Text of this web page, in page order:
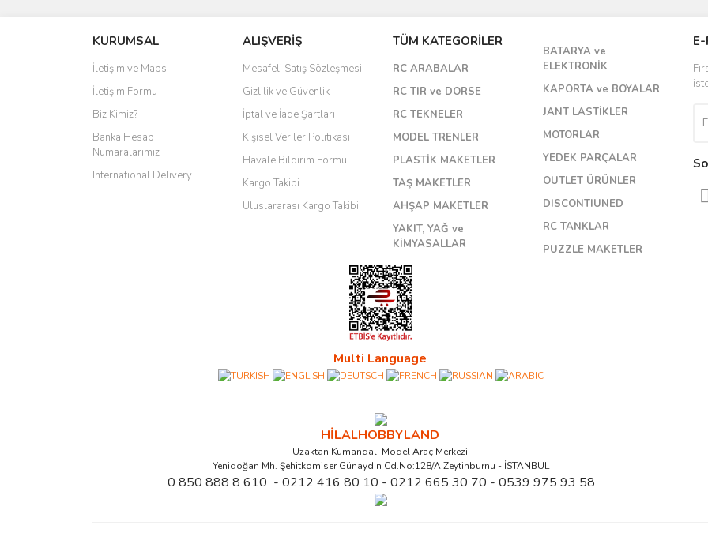
KURUMSAL
İletişim ve Maps
İletişim Formu
Biz Kimiz?
Banka Hesap
Numaralarımız
International Delivery
ALIŞVERİŞ
Mesafeli Satış Sözleşmesi
Gizlilik ve Güvenlik
İptal ve İade Şartları
Kişisel Veriler Politikası
Havale Bildirim Formu
Kargo Takibi
Uluslararası Kargo Takibi
TÜM KATEGORİLER
RC ARABALAR
RC TIR ve DORSE
RC TEKNELER
MODEL TRENLER
PLASTİK MAKETLER
TAŞ MAKETLER
AHŞAP MAKETLER
YAKIT, YAĞ ve
KİMYASALLAR
BATARYA ve
ELEKTRONİK
KAPORTA ve BOYALAR
JANT LASTİKLER
MOTORLAR
YEDEK PARÇALAR
OUTLET ÜRÜNLER
DISCONTIUNED
RC TANKLAR
PUZZLE MAKETLER
Multi Language
HİLALHOBBYLAND
Uzaktan Kumandalı Model Araç Merkezi
Yenidoğan Mh. Şehitkomiser Günaydın Cd.No:128/A Zeytinburnu - İSTANBUL
0 850 888 8 610 - 0212 416 80 10 - 0212 665 30 70 - 0539 975 93 58